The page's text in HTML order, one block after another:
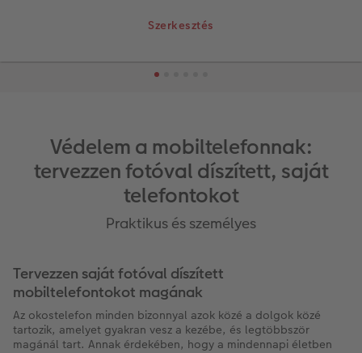
Szerkesztés
Védelem a mobiltelefonnak:
tervezzen fotóval díszített, saját
telefontokot
Praktikus és személyes
Tervezzen saját fotóval díszített
mobiltelefontokot magának
Az okostelefon minden bizonnyal azok közé a dolgok közé
tartozik, amelyet gyakran vesz a kezébe, és legtöbbször
magánál tart. Annak érdekében, hogy a mindennapi életben